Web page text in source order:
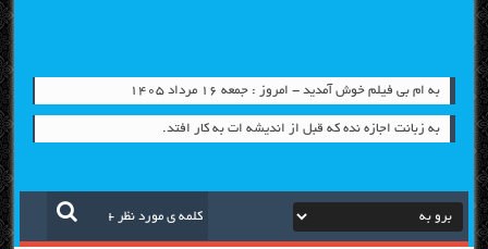
به ام بی فیلم خوش آمدید - امروز : جمعه ۱۶ مرداد ۱۴۰۵
به زبانت اجازه نده که قبل از اندیشه ات به کار افتد.